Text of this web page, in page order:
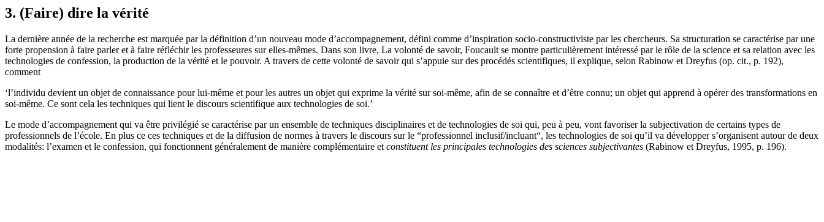
3. (Faire) dire la vérité
La dernière année de la recherche est marquée par la définition d’un nouveau mode d’accompagnement, défini comme d’inspiration socio-constructiviste par les chercheurs. Sa structuration se caractérise par une
forte propension à faire parler et à faire réfléchir les professeures sur elles-mêmes. Dans son livre, La volonté de savoir, Foucault se montre particulièrement intéressé par le rôle de la science et sa relation avec les
technologies de confession, la production de la vérité et le pouvoir. A travers de cette volonté de savoir qui s’appuie sur des procédés scientifiques, il explique, selon Rabinow et Dreyfus (op. cit., p. 192),
comment
‘l’individu devient un objet de connaissance pour lui-même et pour les autres un objet qui exprime la vérité sur soi-même, afin de se connaître et d’être connu; un objet qui apprend à opérer des transformations en
soi-même. Ce sont cela les techniques qui lient le discours scientifique aux technologies de soi.’
Le mode d’accompagnement qui va être privilégié se caractérise par un ensemble de techniques disciplinaires et de technologies de soi qui, peu à peu, vont favoriser la subjectivation de certains types de
professionnels de l’école. En plus ce ces techniques et de la diffusion de normes à travers le discours sur le “professionnel inclusif/incluant“, les technologies de soi qu’il va développer s’organisent autour de deux
modalités: l’examen et le confession, qui fonctionnent généralement de manière complémentaire et constituent les principales technologies des sciences subjectivantes (Rabinow et Dreyfus, 1995, p. 196).